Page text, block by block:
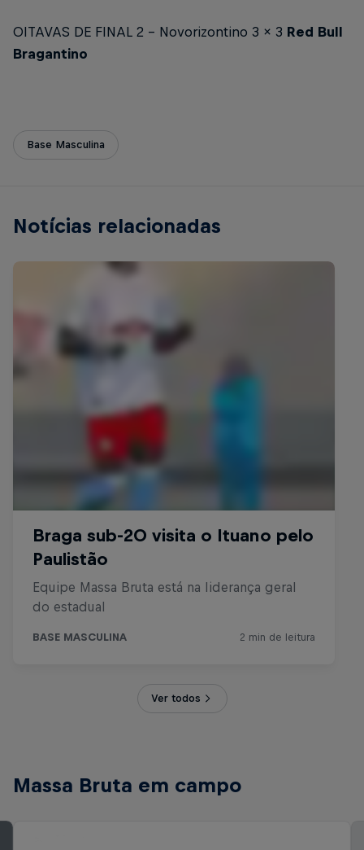
OITAVAS DE FINAL 2 – Novorizontino 3 x 3 Red Bull
Bragantino
Base Masculina
Notícias relacionadas
Ver todos
Massa Bruta em campo